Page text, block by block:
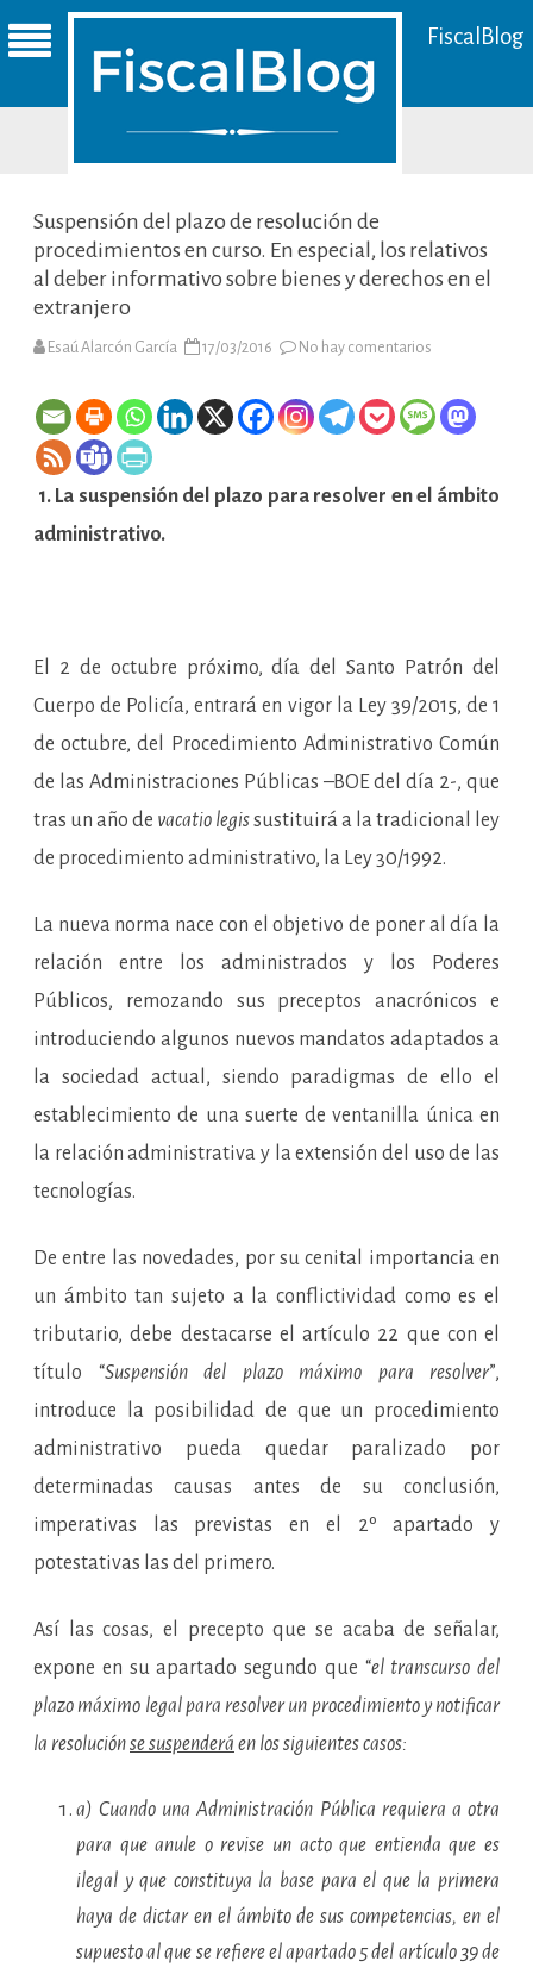
FiscalBlog
Suspensión del plazo de resolución de
procedimientos en curso. En especial, los relativos
al deber informativo sobre bienes y derechos en el
extranjero
Esaú Alarcón García 17/03/2016 No hay comentarios
plazo
de
resolución
curso.
y
derechos
el
1. La suspensión del plazo para resolver en el ámbito
administrativo.
El 2 de octubre próximo, día del Santo Patrón del
Cuerpo de Policía, entrará en vigor la Ley 39/2015, de 1
de octubre, del Procedimiento Administrativo Común
de las Administraciones Públicas –BOE del día 2-, que
tras un año de vacatio legissustituirá a la tradicional ley
de procedimiento administrativo, la Ley 30/1992.
La nueva norma nace con el objetivo de poner al día la
relación entre los administrados y los Poderes
Públicos, remozando sus preceptos anacrónicos e
introduciendo algunos nuevos mandatos adaptados a
la sociedad actual, siendo paradigmas de ello el
establecimiento de una suerte de ventanilla única en
la relación administrativa y la extensión del uso de las
tecnologías.
De entre las novedades, por su cenital importancia en
un ámbito tan sujeto a la conflictividad como es el
tributario, debe destacarse el artículo 22 que con el
título “Suspensión del plazo máximo para resolver”,
introduce la posibilidad de que un procedimiento
administrativo pueda quedar paralizado por
determinadas causas antes de su conclusión,
imperativas las previstas en el 2º apartado y
potestativas las del primero.
Así las cosas, el precepto que se acaba de señalar,
expone en su apartado segundo que “el transcurso del
plazo máximo legal para resolver un procedimiento y notificar
la resoluciónse suspenderá en los siguientes casos:
a) Cuando una Administración Pública requiera a otra
para que anule o revise un acto que entienda que es
ilegal y que constituya la base para el que la primera
haya de dictar en el ámbito de sus competencias, en el
supuesto al que se refiere el apartado 5 del artículo 39 de